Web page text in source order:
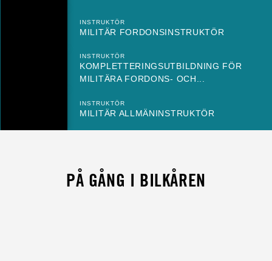
INSTRUKTÖR
MILITÄR FORDONSINSTRUKTÖR
INSTRUKTÖR
KOMPLETTERINGSUTBILDNING FÖR
MILITÄRA FORDONS- OCH...
INSTRUKTÖR
MILITÄR ALLMÄNINSTRUKTÖR
PÅ GÅNG I BILKÅREN